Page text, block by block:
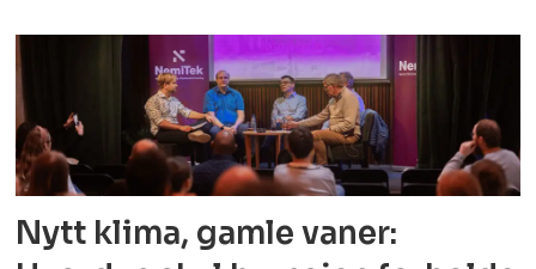
Nytt klima, gamle vaner: